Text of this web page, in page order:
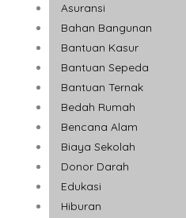
Asuransi
Bahan Bangunan
Bantuan Kasur
Bantuan Sepeda
Bantuan Ternak
Bedah Rumah
Bencana Alam
Biaya Sekolah
Donor Darah
Edukasi
Hiburan